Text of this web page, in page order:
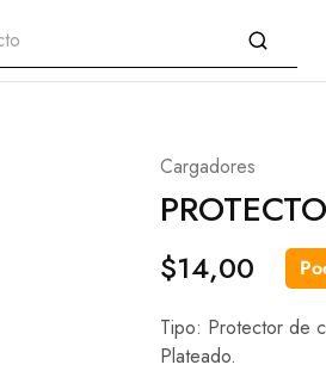
Cargadores
$14,00
Tipo: Protector de
Plateado.